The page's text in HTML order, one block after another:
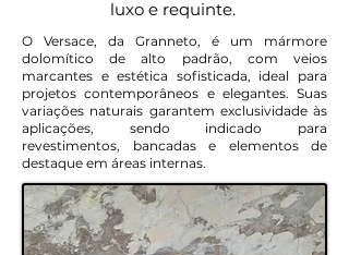
luxo e requinte.
O Versace, da Granneto, é um mármore
dolomítico de alto padrão, com veios
marcantes e estética sofisticada, ideal para
projetos contemporâneos e elegantes. Suas
variações naturais garantem exclusividade às
aplicações, sendo indicado para
revestimentos, bancadas e elementos de
destaque em áreas internas.